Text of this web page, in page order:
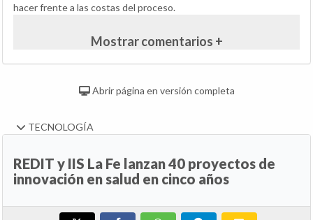
hacer frente a las costas del proceso.
Mostrar comentarios +
Abrir página en versión completa
TECNOLOGÍA
REDIT y IIS La Fe lanzan 40 proyectos de
innovación en salud en cinco años